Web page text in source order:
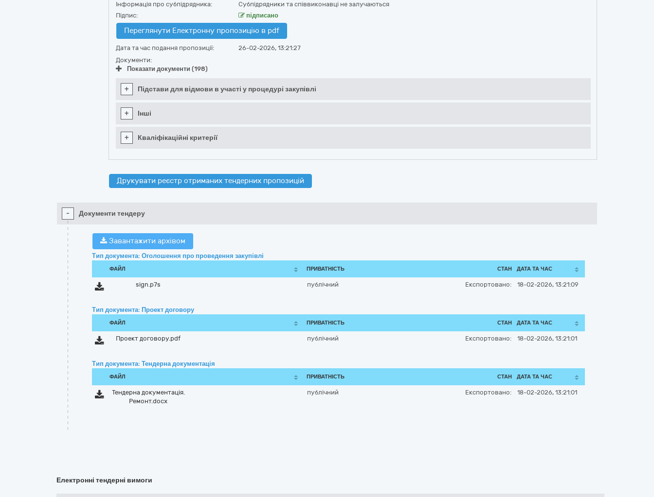
Інформація про субпідрядника:
Субпідрядники та співвиконавці не залучаються
Підпис:
підписано
Переглянути Електронну пропозицію в pdf
Дата та час подання пропозиції:
26-02-2026, 13:21:27
Документи:
Показати документи (198)
+ Підстави для відмови в участі у процедурі закупівлі
+ Інші
+ Кваліфікаційні критерії
Друкувати реєстр отриманих тендерних пропозицій
- Документи тендеру
Завантажити архівом
Тип документа: Оголошення про проведення закупівлі
ФАЙЛ ПРИВАТНІСТЬ СТАН ДАТА ТА ЧАС
sign.p7s публічний Експортовано: 18-02-2026, 13:21:09
Тип документа: Проект договору
ФАЙЛ ПРИВАТНІСТЬ СТАН ДАТА ТА ЧАС
Проект договору.pdf публічний Експортовано: 18-02-2026, 13:21:01
Тип документа: Тендерна документація
ФАЙЛ ПРИВАТНІСТЬ СТАН ДАТА ТА ЧАС
Тендерна документація.
Ремонт.docx
публічний Експортовано: 18-02-2026, 13:21:01
Електронні тендерні вимоги